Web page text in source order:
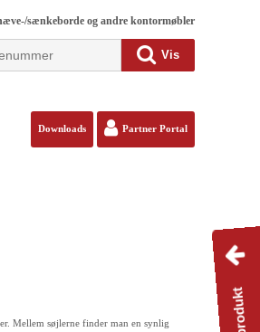
sænkeborde og andre kontormøbler
Vis
Downloads Partner Portal
Mellem søjlerne finder man en synlig